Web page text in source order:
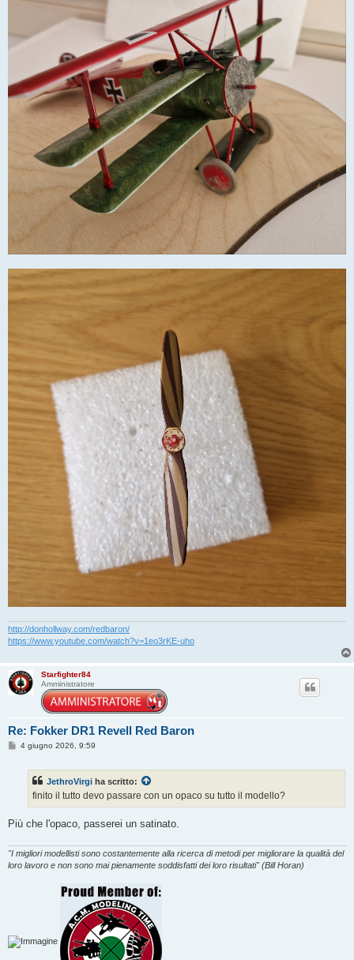
http://donhollway.com/redbaron/
https://www.youtube.com/watch?v=1eo3rKE-uho
Starfighter84
Amministratore
Re: Fokker DR1 Revell Red Baron
M
o
4 giugno 2026, 9:59
JethroVirgi ha scritto:
finito il tutto devo passare con un opaco su tutto il modello?
Più che l'opaco, passerei un satinato.
"I migliori modellisti sono costantemente alla ricerca di metodi per migliorare la qualità del
loro lavoro e non sono mai pienamente soddisfatti dei loro risultati" (Bill Horan)